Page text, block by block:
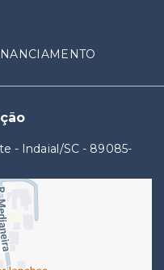
- Indaial/SC - 89085-